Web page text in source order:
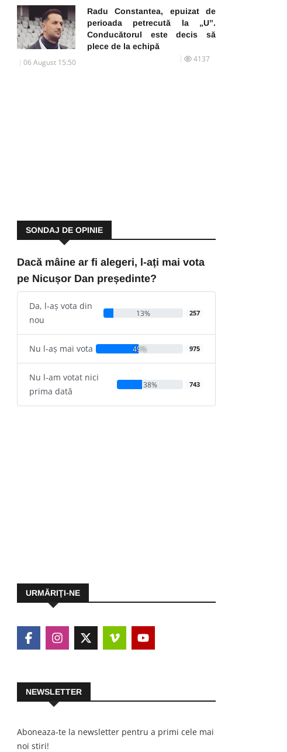
Radu Constantea, epuizat de
perioada petrecută la „U”.
Conducătorul este decis să
plece de la echipă
06 August 15:50 4137
SONDAJ DE OPINIE
Dacă mâine ar fi alegeri, l-ați mai vota
pe Nicușor Dan președinte?
Da, l-aș vota din
nou
13% 257
Nu l-aș mai vota 49% 975
Nu l-am votat nici
prima dată
38% 743
URMĂRIŢI-NE
NEWSLETTER
Aboneaza-te la newsletter pentru a primi cele mai
noi stiri!